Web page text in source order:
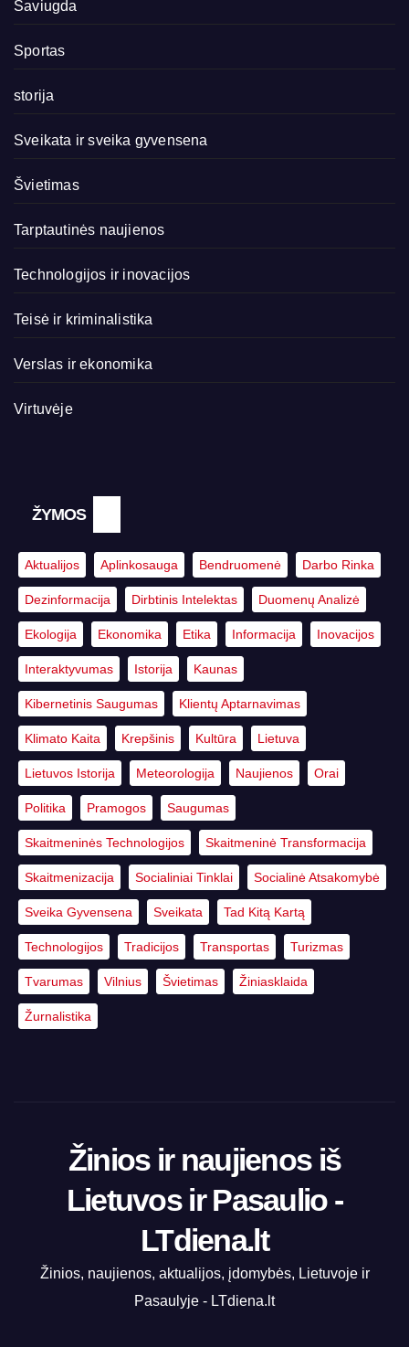
Saviugda
Sportas
storija
Sveikata ir sveika gyvensena
Švietimas
Tarptautinės naujienos
Technologijos ir inovacijos
Teisė ir kriminalistika
Verslas ir ekonomika
Virtuvėje
ŽYMOS
Aktualijos Aplinkosauga Bendruomenė Darbo Rinka
Dezinformacija Dirbtinis Intelektas Duomenų Analizė
Ekologija Ekonomika Etika Informacija Inovacijos
Interaktyvumas Istorija Kaunas
Kibernetinis Saugumas Klientų Aptarnavimas
Klimato Kaita Krepšinis Kultūra Lietuva
Lietuvos Istorija Meteorologija Naujienos Orai
Politika Pramogos Saugumas
Skaitmeninės Technologijos Skaitmeninė Transformacija
Skaitmenizacija Socialiniai Tinklai Socialinė Atsakomybė
Sveika Gyvensena Sveikata Tad Kitą Kartą
Technologijos Tradicijos Transportas Turizmas
Tvarumas Vilnius Švietimas Žiniasklaida
Žurnalistika
Žinios ir naujienos iš
Lietuvos ir Pasaulio -
LTdiena.lt
Žinios, naujienos, aktualijos, įdomybės, Lietuvoje ir
Pasaulyje - LTdiena.lt